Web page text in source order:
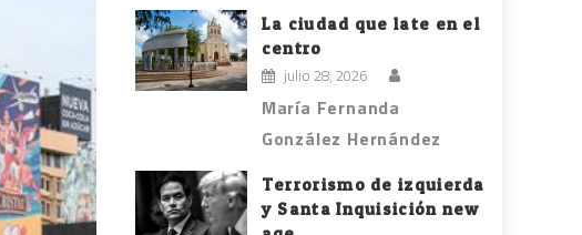
La ciudad que late en el
centro
julio 28, 2026
María Fernanda
González Hernández
Terrorismo de izquierda
y Santa Inquisición new